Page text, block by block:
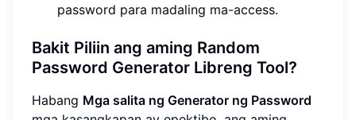
password para madaling ma-access.
Bakit Piliin ang aming Random
Password Generator Libreng Tool?
Habang Mga salita ng Generator ng Password